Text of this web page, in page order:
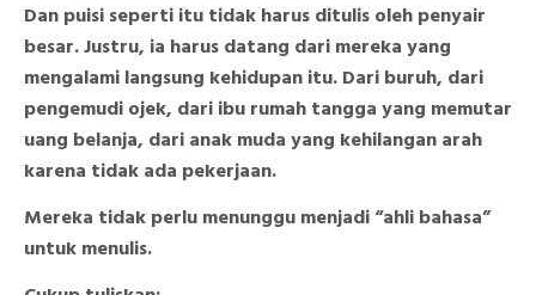
Dan puisi seperti itu tidak harus ditulis oleh penyair
besar. Justru, ia harus datang dari mereka yang
mengalami langsung kehidupan itu. Dari buruh, dari
pengemudi ojek, dari ibu rumah tangga yang memutar
uang belanja, dari anak muda yang kehilangan arah
karena tidak ada pekerjaan.
Mereka tidak perlu menunggu menjadi “ahli bahasa”
untuk menulis.